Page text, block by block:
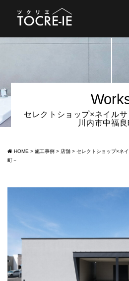
セレクトショップ×ネイル
川内市中福良
HOME > 施工事例 > 店舗 > セレクトショップ×ネ
町－